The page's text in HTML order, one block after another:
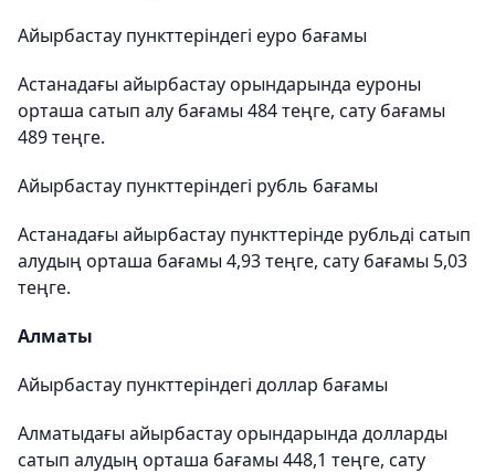
Айырбастау пункттеріндегі еуро бағамы
Астанадағы айырбастау орындарында еуроны
орташа сатып алу бағамы 484 теңге, сату бағамы
489 теңге.
Айырбастау пункттеріндегі рубль бағамы
Астанадағы айырбастау пункттерінде рубльді сатып
алудың орташа бағамы 4,93 теңге, сату бағамы 5,03
теңге.
Алматы
Айырбастау пункттеріндегі доллар бағамы
Алматыдағы айырбастау орындарында долларды
сатып алудың орташа бағамы 448,1 теңге, сату